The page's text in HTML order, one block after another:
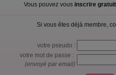
Vous pouvez vous inscrire
Si vous êtes déjà membre,
votre pseudo :
votre mot de passe :
(envoyé par email)